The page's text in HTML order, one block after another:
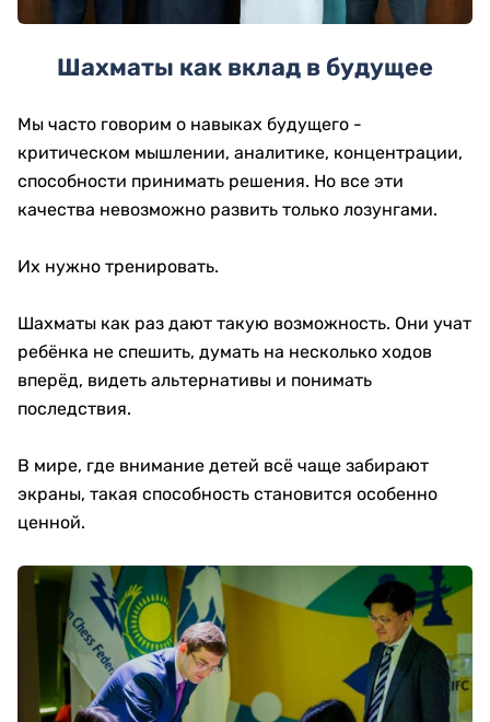
Шахматы как вклад в будущее
Мы часто говорим о навыках будущего -
критическом мышлении, аналитике, концентрации,
способности принимать решения. Но все эти
качества невозможно развить только лозунгами.
Их нужно тренировать.
Шахматы как раз дают такую возможность. Они учат
ребёнка не спешить, думать на несколько ходов
вперёд, видеть альтернативы и понимать
последствия.
В мире, где внимание детей всё чаще забирают
экраны, такая способность становится особенно
ценной.